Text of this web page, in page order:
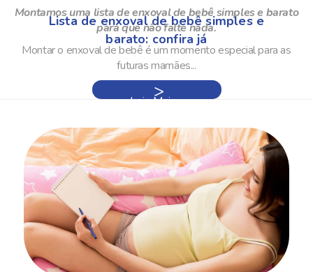
Lista de enxoval de bebê simples e
barato: confira já
Montamos uma lista de enxoval de bebê simples e barato
para que não falte nada.
Montar o enxoval de bebê é um momento especial para as
futuras mamães...
Leia Mais »